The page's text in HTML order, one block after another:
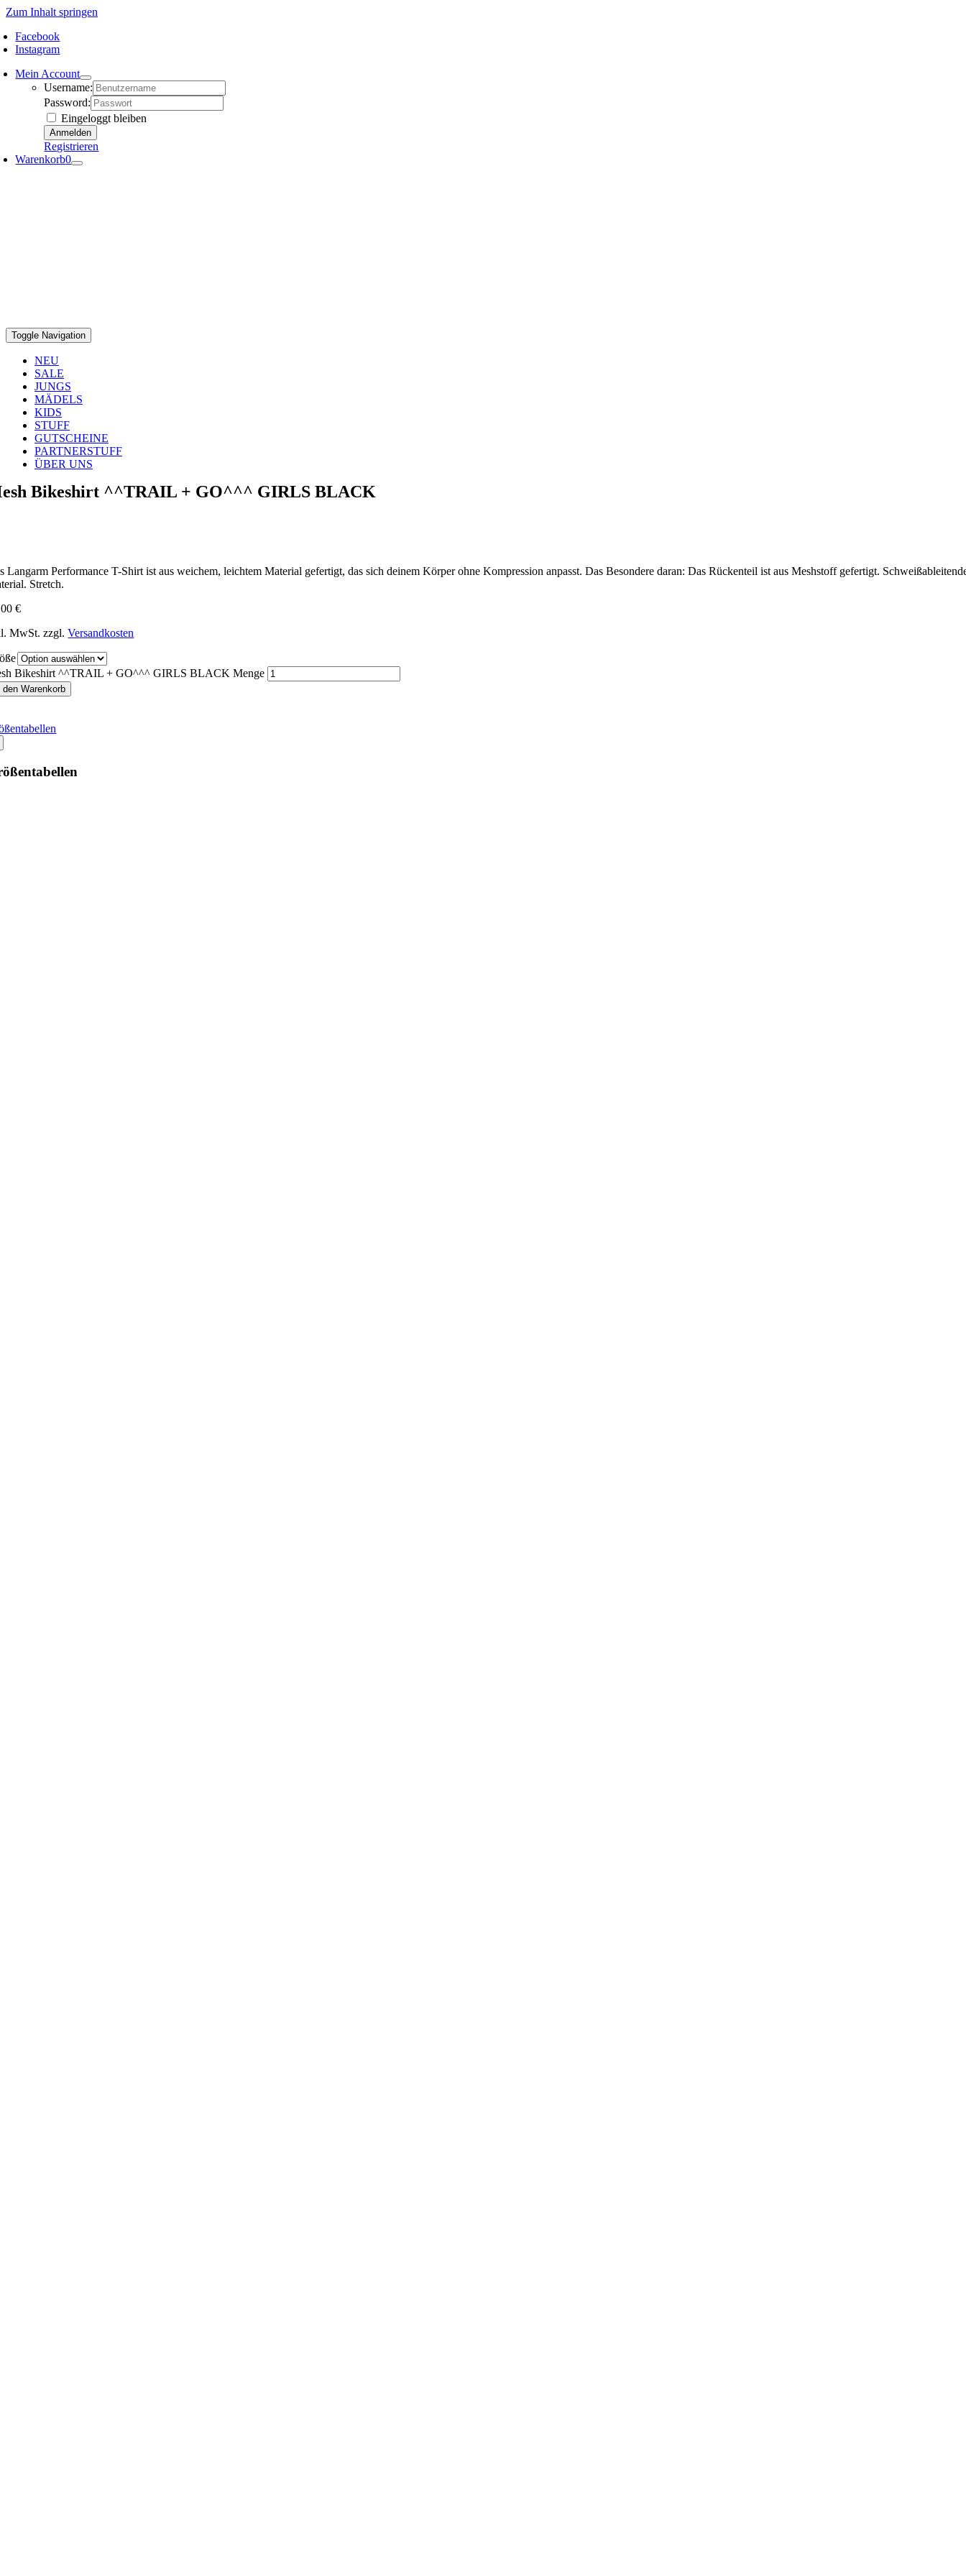
Zum Inhalt springen
Facebook
Instagram
Mein Account
Username:
Password:
Eingeloggt bleiben
Registrieren
Warenkorb0
Toggle Navigation
NEU
SALE
JUNGS
MÄDELS
KIDS
STUFF
GUTSCHEINE
PARTNERSTUFF
ÜBER UNS
Bikeshirt ^^TRAIL + GO^^^ GIRLS BLACK
Langarm Performance T-Shirt ist aus weichem, leichtem Material gefertigt, das sich deinem Körper ohne Kompression anpasst. Das Besondere daran: Das Rückenteil ist aus Meshstoff gefertigt.
Stretch.
€
MwSt. zzgl.Versandkosten
Bikeshirt ^^TRAIL + GO^^^ GIRLS BLACK Menge
den Warenkorb